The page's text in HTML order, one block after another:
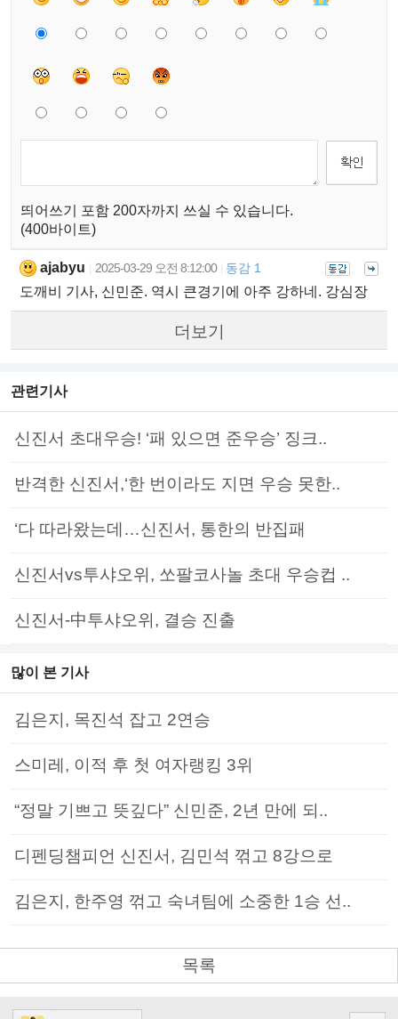
띄어쓰기 포함 200자까지 쓰실 수 있습니다.
(400바이트)
ajabyu 2025-03-29 오전 8:12:00 동감 1
도깨비 기사, 신민준. 역시 큰경기에 아주 강하네. 강심장
더보기
관련기사
신진서 초대우승! ‘패 있으면 준우승’ 징크..
반격한 신진서,‘한 번이라도 지면 우승 못한..
‘다 따라왔는데…신진서, 통한의 반집패
신진서vs투샤오위, 쏘팔코사놀 초대 우승컵 ..
신진서-中투샤오위, 결승 진출
많이 본 기사
김은지, 목진석 잡고 2연승
스미레, 이적 후 첫 여자랭킹 3위
“정말 기쁘고 뜻깊다” 신민준, 2년 만에 되..
디펜딩챔피언 신진서, 김민석 꺾고 8강으로
김은지, 한주영 꺾고 숙녀팀에 소중한 1승 선..
목록